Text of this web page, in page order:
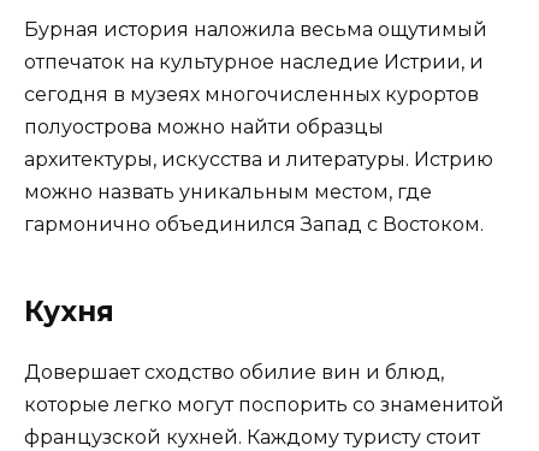
Бурная история наложила весьма ощутимый
отпечаток на культурное наследие Истрии, и
сегодня в музеях многочисленных курортов
полуострова можно найти образцы
архитектуры, искусства и литературы. Истрию
можно назвать уникальным местом, где
гармонично объединился Запад с Востоком.
Кухня
Довершает сходство обилие вин и блюд,
которые легко могут поспорить со знаменитой
французской кухней. Каждому туристу стоит